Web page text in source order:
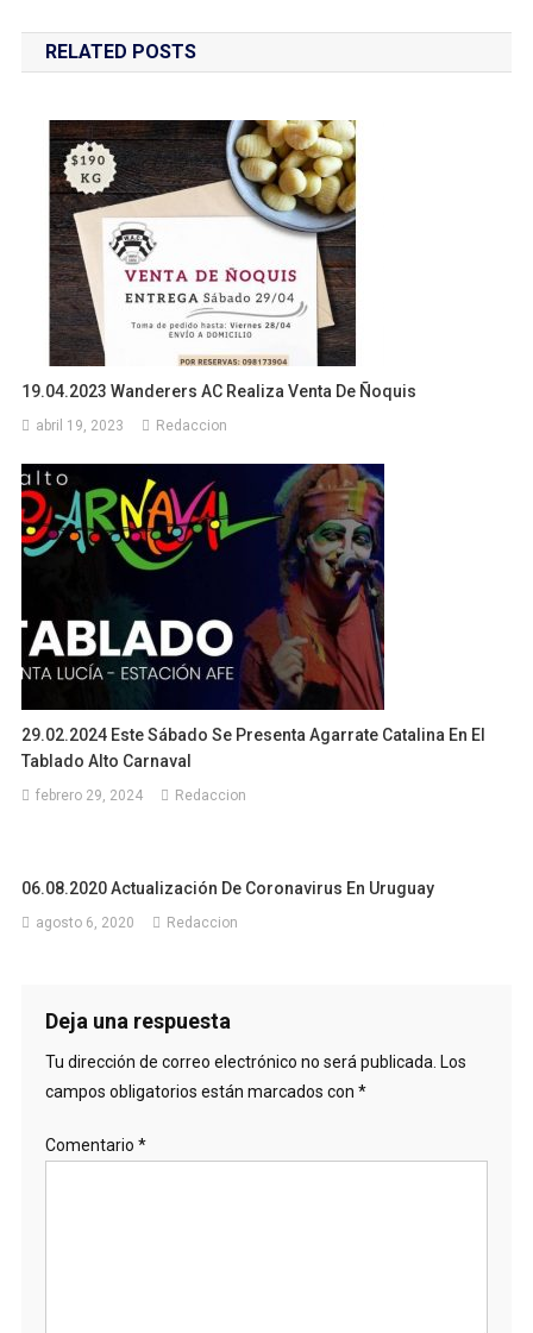
de
entradas
RELATED POSTS
19.04.2023 Wanderers AC Realiza Venta De Ñoquis
abril 19, 2023 Redaccion
29.02.2024 Este Sábado Se Presenta Agarrate Catalina En El
Tablado Alto Carnaval
febrero 29, 2024 Redaccion
06.08.2020 Actualización De Coronavirus En Uruguay
agosto 6, 2020 Redaccion
Deja una respuesta
Tu dirección de correo electrónico no será publicada. Los
campos obligatorios están marcados con *
Comentario *